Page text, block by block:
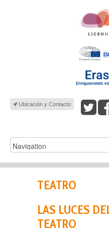
Ubicación y Contacto
TEATRO
LAS LUCES
TEATRO